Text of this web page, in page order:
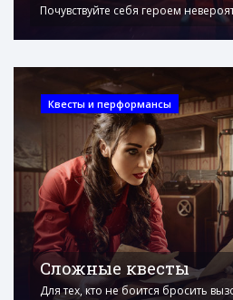
Почувствуйте себя героем
Квесты и перформансы
Сложные квесты
Для тех, кто не боится бросить